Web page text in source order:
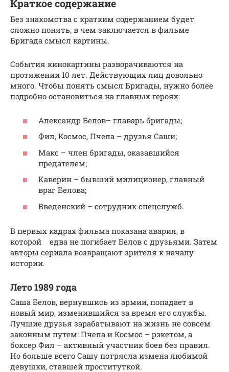
Краткое содержание
Без знакомства с кратким содержанием будет
сложно понять, в чем заключается в фильме
Бригада смысл картины.
События кинокартины разворачиваются на
протяжении 10 лет. Действующих лиц довольно
много. Чтобы понять смысл Бригады, нужно более
подробно остановиться на главных героях:
Александр Белов– главарь бригады;
Фил, Космос, Пчела – друзья Саши;
Макс – член бригады, оказавшийся
предателем;
Каверин – бывший милиционер, главный
враг Белова;
Введенский – сотрудник спецслужб.
В первых кадрах фильма показана авария, в
которой едва не погибает Белов с друзьями. Затем
авторы сериала возвращают зрителя к началу
истории.
Лето 1989 года
Саша Белов, вернувшись из армии, попадает в
новый мир, изменившийся за время его службы.
Лучшие друзья зарабатывают на жизнь не совсем
законным путем: Пчела и Космос – рэкетом, а
боксер Фил – активный участник боев без правил.
Но больше всего Сашу потрясла измена любимой
девушки, ставшей проституткой.